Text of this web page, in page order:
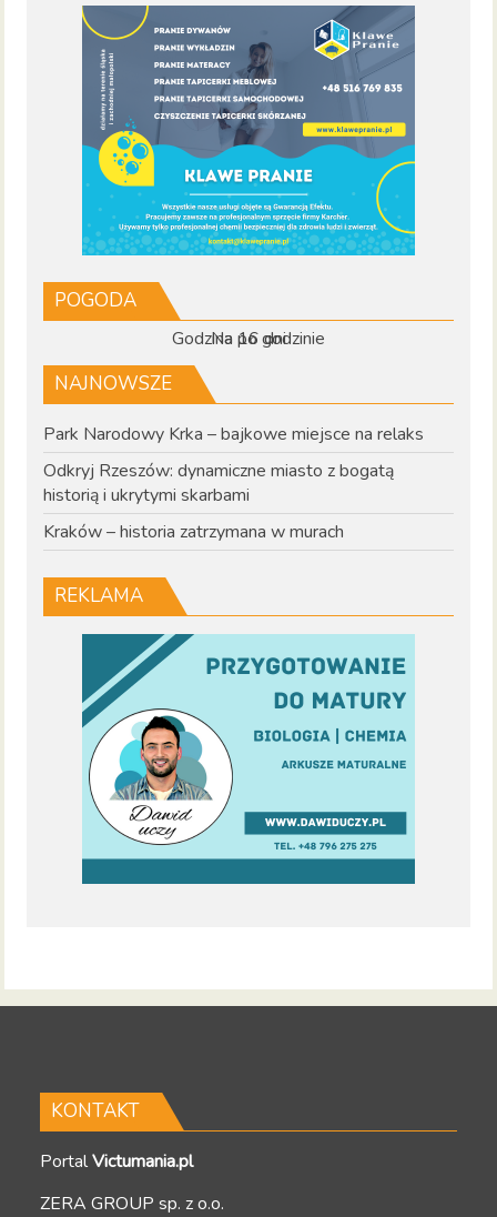
POGODA
Godzina po godzinie
Na 16 dni
NAJNOWSZE
Park Narodowy Krka – bajkowe miejsce na relaks
Odkryj Rzeszów: dynamiczne miasto z bogatą
historią i ukrytymi skarbami
Kraków – historia zatrzymana w murach
REKLAMA
KONTAKT
PortalVictumania.pl
ZERA GROUP sp. z o.o.